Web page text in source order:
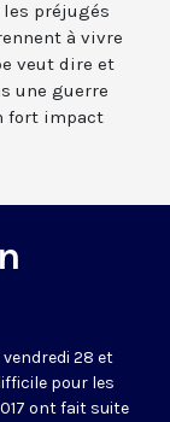
les préjugés
à vivre
veut dire et
une guerre
fort impact
28 et
pour les
ont fait suite